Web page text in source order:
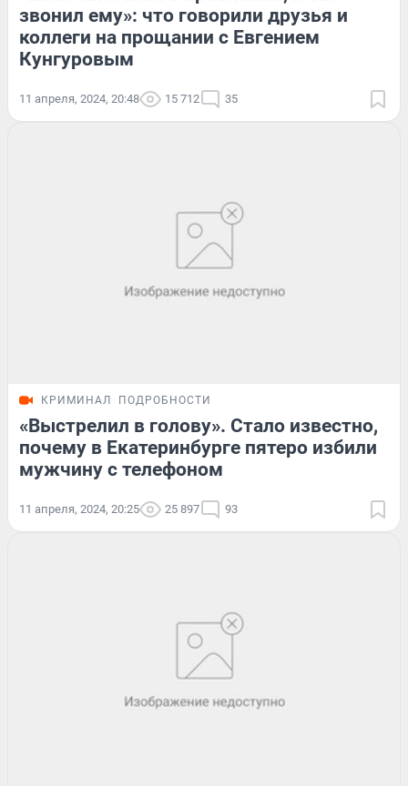
звонил ему»: что говорили друзья и
коллеги на прощании с Евгением
Кунгуровым
11 апреля, 2024, 20:48 15 712 35
КРИМИНАЛ ПОДРОБНОСТИ
«Выстрелил в голову». Стало известно,
почему в Екатеринбурге пятеро избили
мужчину с телефоном
11 апреля, 2024, 20:25 25 897 93